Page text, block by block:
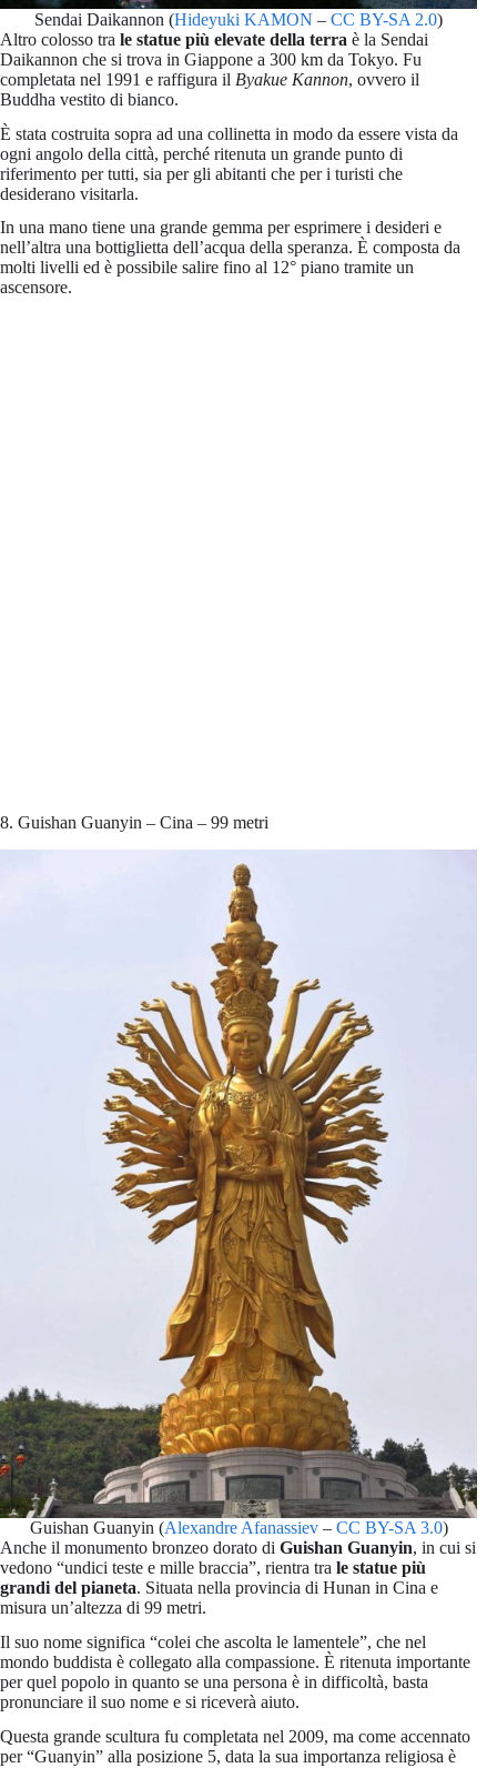
Sendai Daikannon (Hideyuki KAMON –CC BY-SA 2.0)
Altro colosso tra le statue più elevate della terra è la Sendai
Daikannon che si trova in Giappone a 300 km da Tokyo. Fu
completata nel 1991 e raffigura il Byakue Kannon, ovvero il
Buddha vestito di bianco.
È stata costruita sopra ad una collinetta in modo da essere vista da
ogni angolo della città, perché ritenuta un grande punto di
riferimento per tutti, sia per gli abitanti che per i turisti che
desiderano visitarla.
In una mano tiene una grande gemma per esprimere i desideri e
nell’altra una bottiglietta dell’acqua della speranza. È composta da
molti livelli ed è possibile salire fino al 12° piano tramite un
ascensore.
8. Guishan Guanyin – Cina – 99 metri
Guishan Guanyin (Alexandre Afanassiev– CC BY-SA 3.0)
Anche il monumento bronzeo dorato di Guishan Guanyin, in cui si
vedono “undici teste e mille braccia”, rientra tra le statue più
grandi del pianeta. Situata nella provincia di Hunan in Cina e
misura un’altezza di 99 metri.
Il suo nome significa “colei che ascolta le lamentele”, che nel
mondo buddista è collegato alla compassione. È ritenuta importante
per quel popolo in quanto se una persona è in difficoltà, basta
pronunciare il suo nome e si riceverà aiuto.
Questa grande scultura fu completata nel 2009, ma come accennato
per “Guanyin” alla posizione 5, data la sua importanza religiosa è